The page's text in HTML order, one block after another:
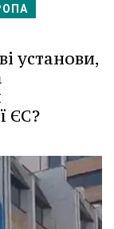
установи,
ЄС?